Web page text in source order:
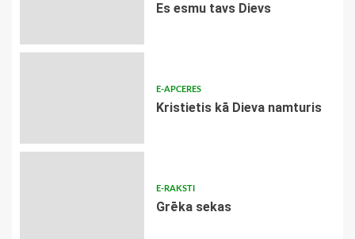
Es esmu tavs Dievs
E-APCERES
Kristietis kā Dieva namturis
E-RAKSTI
Grēka sekas